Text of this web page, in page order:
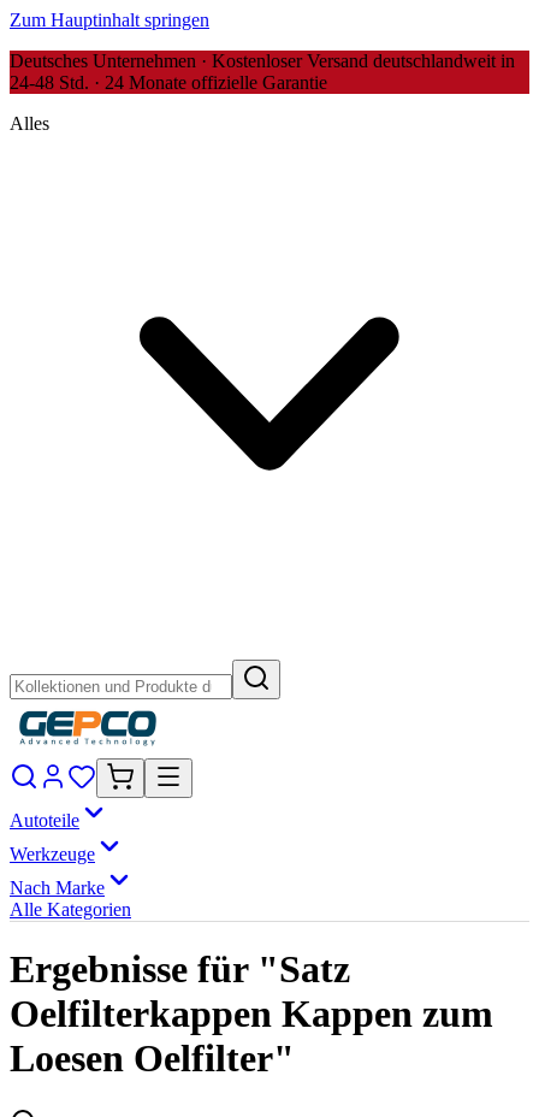
Zum Hauptinhalt springen
Deutsches Unternehmen · Kostenloser Versand deutschlandweit in
24-48 Std. · 24 Monate offizielle Garantie
Alles
Autoteile
Werkzeuge
Nach Marke
Alle Kategorien
Ergebnisse für "Satz
Oelfilterkappen Kappen zum
Loesen Oelfilter"